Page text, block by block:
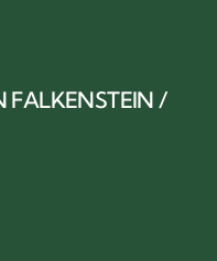
FALKENSTEIN /